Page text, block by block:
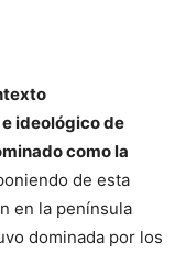
ideológico de
como la
de esta
en la península
dominada por los